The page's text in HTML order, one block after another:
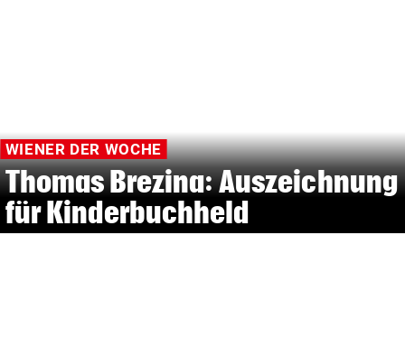
WIENER DER WOCHE
Thomas Brezina: Auszeichnung
für Kinderbuchheld